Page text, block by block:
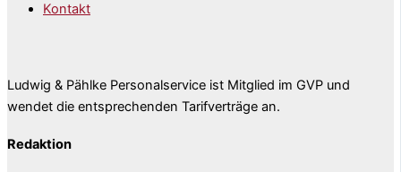
Kontakt
Ludwig & Pählke Personalservice ist Mitglied im GVP und
wendet die entsprechenden Tarifverträge an.
Redaktion